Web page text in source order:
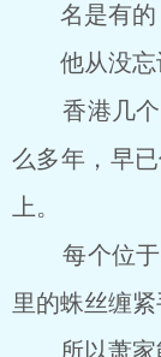
名是有的，
他从没忘记
香港几个
么多年，早
上。
每个位于
里的蛛丝缠紧
所以萧家能